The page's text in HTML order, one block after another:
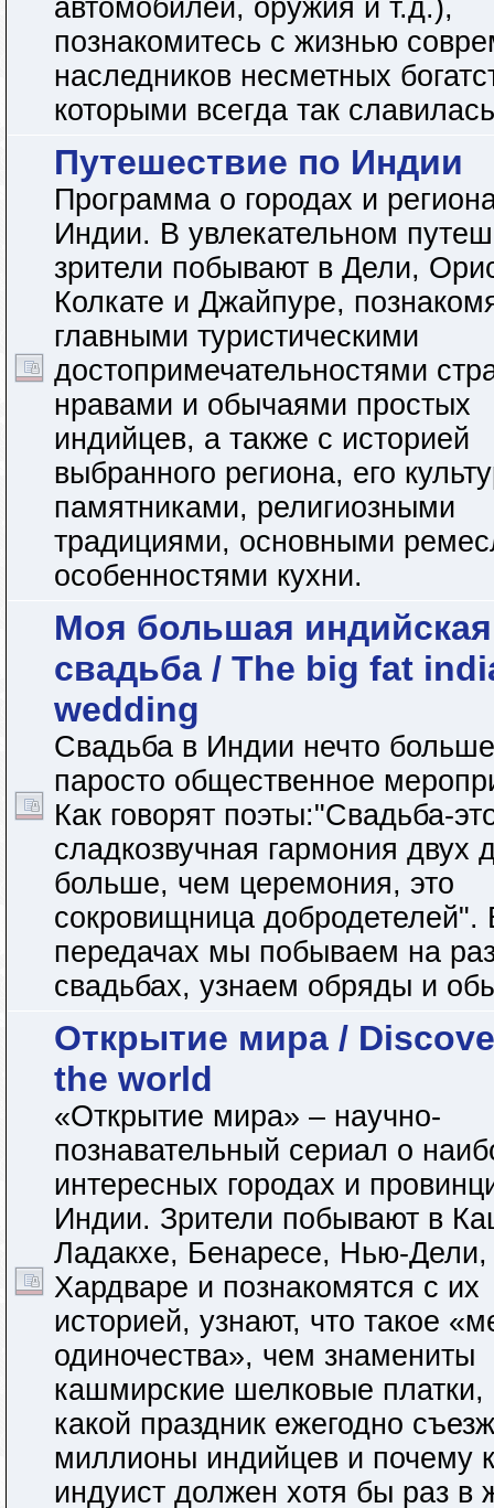
автомобилей, оружия и т.д.),
познакомитесь с жизнью
наследников несметных
которыми всегда так
Путешествие по Индии
Программа о городах и
Индии. В увлекательном
зрители побывают в Дели,
Колкате и Джайпуре,
главными туристическими
достопримечательностями
нравами и обычаями простых
индийцев, а также с историей
выбранного региона, его
памятниками, религиозными
традициями, основными
особенностями кухни.
Моя большая индийская
свадьба / The big fat
wedding
Свадьба в Индии нечто
паросто общественное
Как говорят поэты:"Свадьба-
сладкозвучная гармония двух
больше, чем церемония, это
сокровищница добродетелей".
передачах мы побываем на
свадьбах, узнаем обряды и
Открытие мира /
the world
«Открытие мира» – научно-
познавательный сериал о
интересных городах и
Индии. Зрители побывают в
Ладакхе, Бенаресе, Нью-Дели,
Хардваре и познакомятся с их
историей, узнают, что такое
одиночества», чем знамениты
кашмирские шелковые платки,
какой праздник ежегодно
миллионы индийцев и почему
индуист должен хотя бы раз в